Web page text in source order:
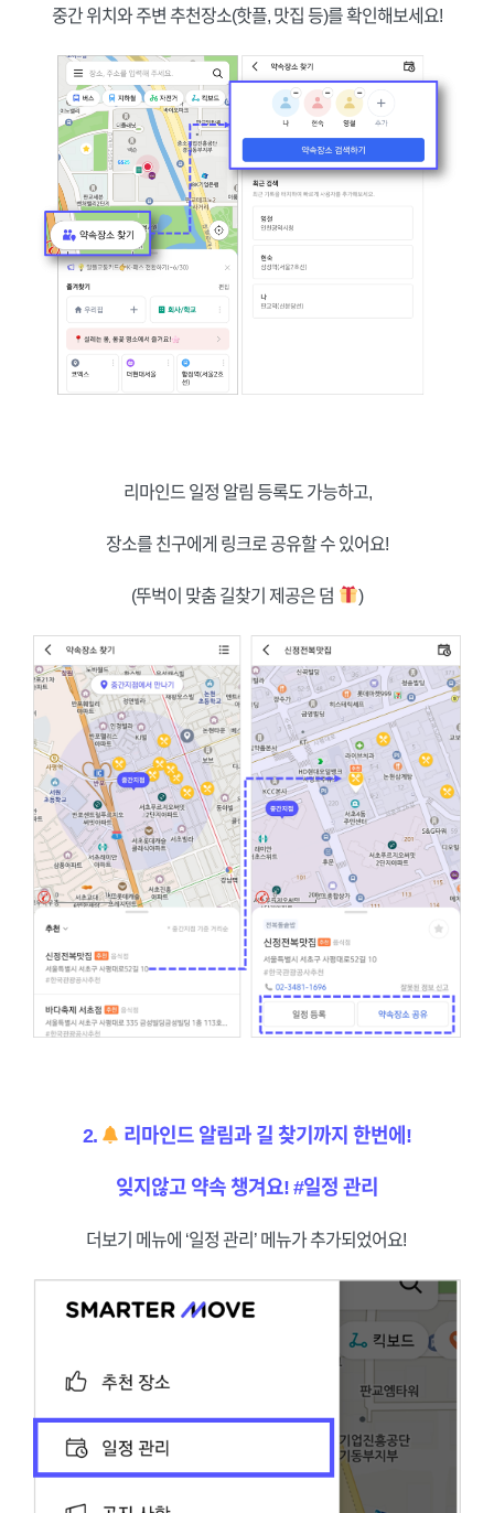
중간 위치와 주변 추천장소(핫플, 맛집 등)를 확인해보세요!
리마인드 일정 알림 등록도 가능하고,
장소를 친구에게 링크로 공유할 수 있어요!
(뚜벅이 맞춤 길찾기 제공은 덤 )
2. 리마인드 알림과 길 찾기까지 한번에!
잊지않고 약속 챙겨요! #일정 관리
더보기 메뉴에 ‘일정 관리’ 메뉴가 추가되었어요!